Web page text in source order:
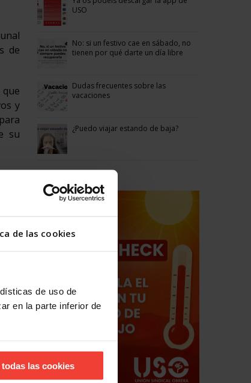
de las cookies
de uso de
en la parte inferior de
las cookies
de
y
su
USO
No: si un festivo cae en sábado, no
tienen por qué darte un día libre
Dudas frecuentes sobre las
vacaciones
¿Puedo viajar estando de baja?